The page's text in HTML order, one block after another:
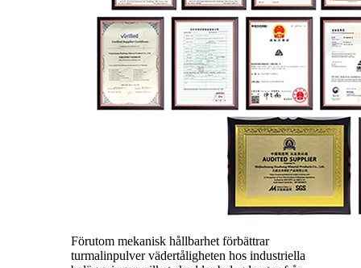
Förutom mekanisk hållbarhet förbättrar
turmalinpulver vädertåligheten hos industriella